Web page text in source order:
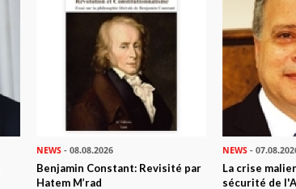
NEWS - 08.08.2026
Benjamin Constant: Revisité par
Hatem M’rad
NEWS-
La crise
sécurité de